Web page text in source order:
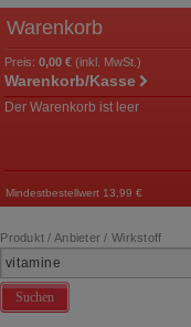
Warenkorb
Preis: 0,00 € (inkl. MwSt.)
Warenkorb/Kasse
Der Warenkorb ist leer
Mindestbestellwert 13,99 €
Produkt / Anbieter / Wirkstoff
Suchen